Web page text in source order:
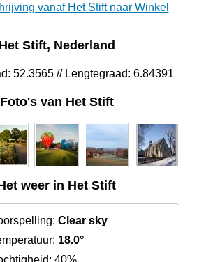
vanaf Het Stift naar Winkel
Het Stift, Nederland
52.3565 // Lengtegraad: 6.84391
Foto's van Het Stift
weer in Het Stift
Clear sky
18.0°